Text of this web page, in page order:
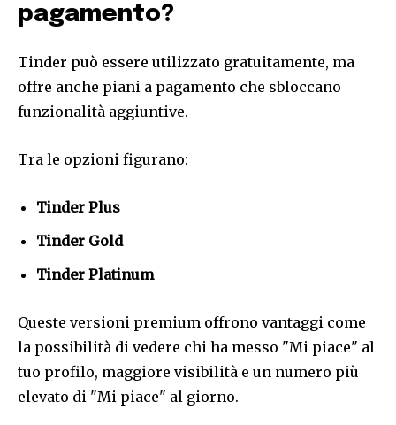
pagamento?
Tinder può essere utilizzato gratuitamente, ma
offre anche piani a pagamento che sbloccano
funzionalità aggiuntive.
Tra le opzioni figurano:
Tinder Plus
Tinder Gold
Tinder Platinum
Queste versioni premium offrono vantaggi come
la possibilità di vedere chi ha messo "Mi piace" al
tuo profilo, maggiore visibilità e un numero più
elevato di "Mi piace" al giorno.